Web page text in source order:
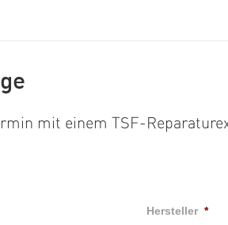
mit einem TSF-
Hersteller *